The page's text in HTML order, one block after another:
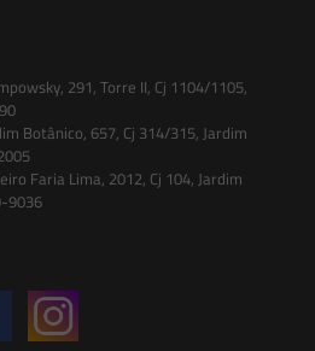
291, Torre II, Cj 1104/1105,
Botânico, 657, Cj 314/315, Jardim
Faria Lima, 2012, Cj 104, Jardim
9036